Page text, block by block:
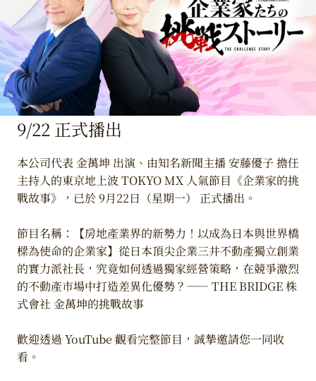
9/22 正式播出
本公司代表 金萬坤 出演、由知名新聞主播 安藤優子 擔任
主持人的東京地上波 TOKYO MX 人氣節目《企業家的挑
戰故事》，已於 9月22日（星期一） 正式播出。
節目名稱：【房地產業界的新勢力！以成為日本與世界橋
樑為使命的企業家】從日本頂尖企業三井不動產獨立創業
的實力派社長，究竟如何透過獨家經營策略，在競爭激烈
的不動產市場中打造差異化優勢？—— THE BRIDGE 株
式會社 金萬坤的挑戰故事
歡迎透過 YouTube 觀看完整節目，誠摯邀請您一同收
看。